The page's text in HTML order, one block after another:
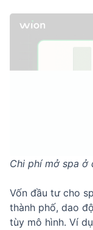
Chi phí mở spa ở
Vốn đầu tư cho
thành phố, dao
tùy mô hình. Ví